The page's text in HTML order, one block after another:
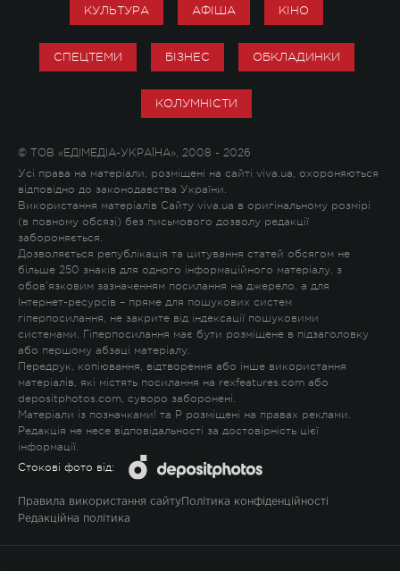
КУЛЬТУРА АФІША КІНО
СПЕЦТЕМИ БІЗНЕС ОБКЛАДИНКИ
КОЛУМНІСТИ
© ТОВ «ЕДІМЕДІА-УКРАЇНА», 2008 - 2026
Усі права на матеріали, розміщені на сайті viva.ua, охороняються
відповідно до законодавства України.
Використання матеріалів Сайту viva.ua в оригінальному розмірі
(в повному обсязі) без письмового дозволу редакції
забороняється.
Дозволяється републікація та цитування статей обсягом не
більше 250 знаків для одного інформаційного матеріалу, з
обов'язковим зазначенням посилання на джерело, а для
Інтернет-ресурсів – пряме для пошукових систем
гіперпосилання, не закрите від індексації пошуковими
системами. Гіперпосилання має бути розміщене в підзаголовку
або першому абзаці матеріалу.
Передрук, копіювання, відтворення або інше використання
матеріалів, які містять посилання на rexfeatures.com або
depositphotos.com, суворо заборонені.
Матеріали із позначками! та P розміщені на правах реклами.
Редакція не несе відповідальності за достовірність цієї
інформації.
Стокові фото від:
Правила використання сайту Політика конфіденційності
Редакційна політика